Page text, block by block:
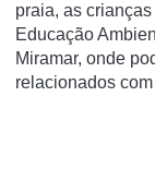
praia, as
Educação
Miramar, onde
relacionados